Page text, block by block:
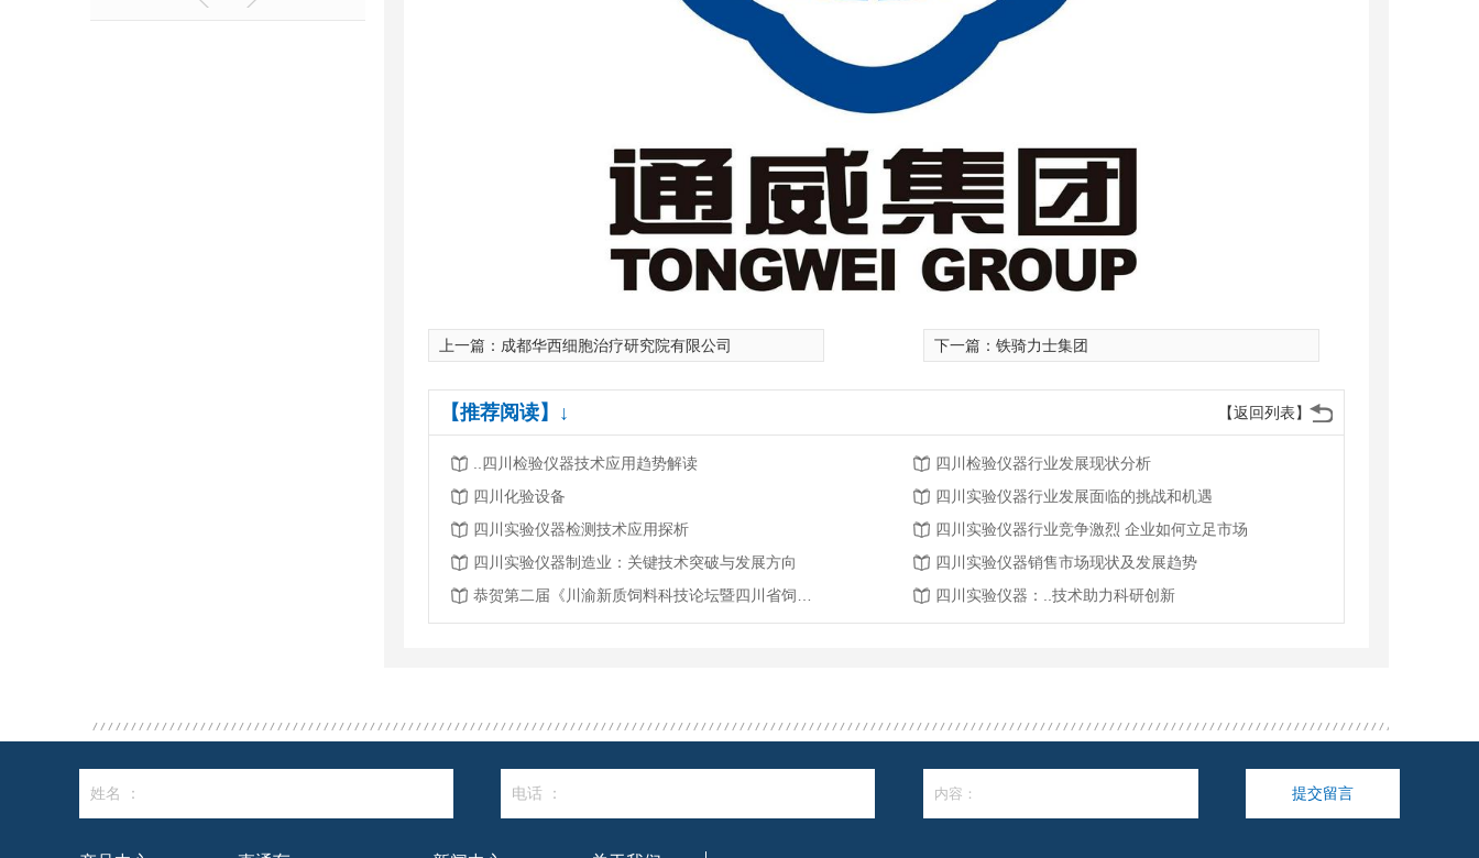
上一篇： 成都华西细胞治疗研究院有限公司 下一篇： 铁骑力士集团
【返回列表】
【推荐阅读】↓
..四川检验仪器技术应用趋势解读
四川检验仪器行业发展现状分析
四川化验设备
四川实验仪器行业发展面临的挑战和机遇
四川实验仪器检测技术应用探析
四川实验仪器行业竞争激烈 企业如何立足市场
四川实验仪器制造业：关键技术突破与发展方向
四川实验仪器销售市场现状及发展趋势
四川实验仪器：..技术助力科研创新
姓名 ： 电话 ： 提交留言